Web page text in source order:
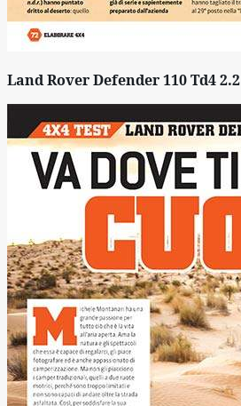
Land Rover Defender 110 Td4 2.2